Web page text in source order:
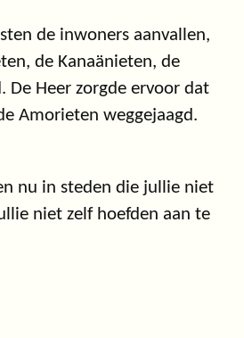
de inwoners aanvallen,
de Kanaänieten, de
De Heer zorgde ervoor dat
Amorieten weggejaagd.
nu in steden die jullie niet
niet zelf hoefden aan te